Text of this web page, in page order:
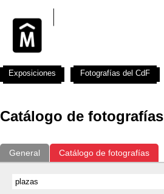
Catálogo de fotografías
General Catálogo de fotografías
Exposiciones Fotografías del CdF